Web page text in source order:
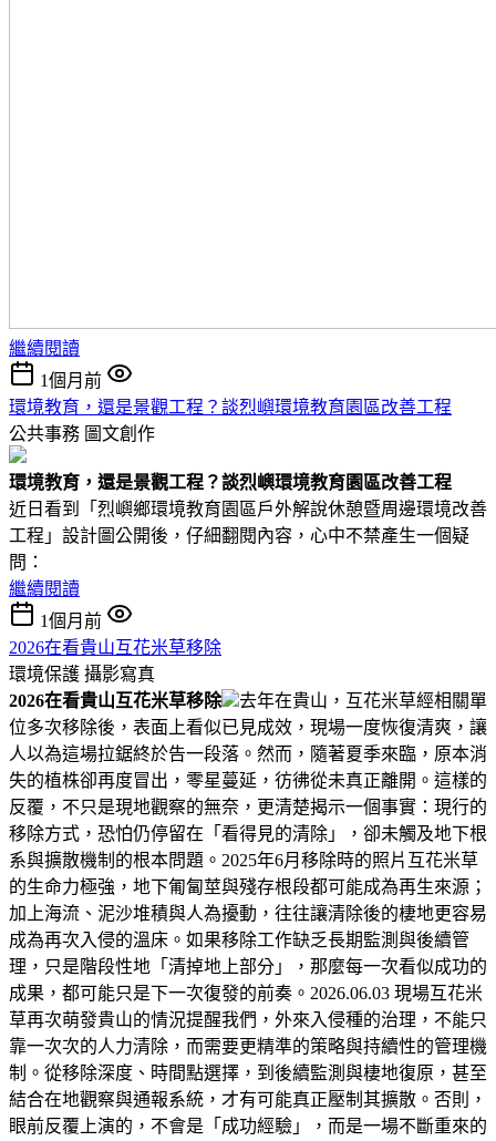
繼續閱讀
1個月前
環境教育，還是景觀工程？談烈嶼環境教育園區改善工程
公共事務 圖文創作
環境教育，還是景觀工程？談烈嶼環境教育園區改善工程
近日看到「烈嶼鄉環境教育園區戶外解說休憩暨周邊環境改善
工程」設計圖公開後，仔細翻閱內容，心中不禁產生一個疑
問：
繼續閱讀
1個月前
2026在看貴山互花米草移除
環境保護 攝影寫真
2026在看貴山互花米草移除
去年在貴山，互花米草經相關單
位多次移除後，表面上看似已見成效，現場一度恢復清爽，讓
人以為這場拉鋸終於告一段落。然而，隨著夏季來臨，原本消
失的植株卻再度冒出，零星蔓延，彷彿從未真正離開。這樣的
反覆，不只是現地觀察的無奈，更清楚揭示一個事實：現行的
移除方式，恐怕仍停留在「看得見的清除」，卻未觸及地下根
系與擴散機制的根本問題。2025年6月移除時的照片互花米草
的生命力極強，地下匍匐莖與殘存根段都可能成為再生來源；
加上海流、泥沙堆積與人為擾動，往往讓清除後的棲地更容易
成為再次入侵的溫床。如果移除工作缺乏長期監測與後續管
理，只是階段性地「清掉地上部分」，那麼每一次看似成功的
成果，都可能只是下一次復發的前奏。2026.06.03 現場互花米
草再次萌發貴山的情況提醒我們，外來入侵種的治理，不能只
靠一次次的人力清除，而需要更精準的策略與持續性的管理機
制。從移除深度、時間點選擇，到後續監測與棲地復原，甚至
結合在地觀察與通報系統，才有可能真正壓制其擴散。否則，
眼前反覆上演的，不會是「成功經驗」，而是一場不斷重來的